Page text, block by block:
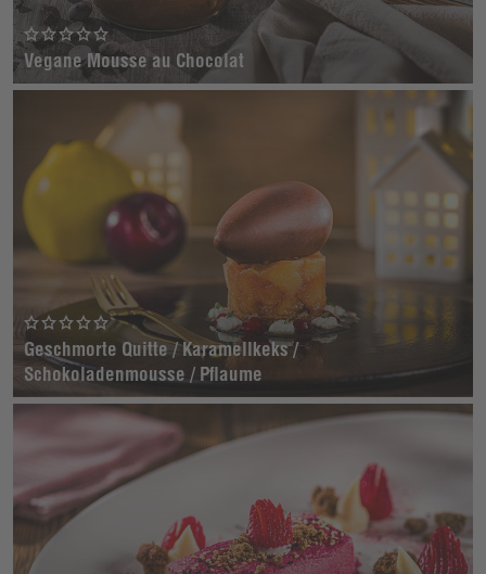
Vegane Mousse au Chocolat
Geschmorte Quitte / Karamellkeks /
Schokoladenmousse / Pflaume